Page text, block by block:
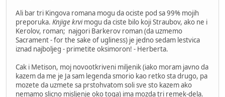
Ali bar tri Kingova romana mogu da ociste pod sa 99% mojih
preporuka. Knjige krvimogu da ciste bilo koji Straubov, ako ne i
Kerolov, roman; najgori Barkerov roman (da uzmemo
Sacrament - for the sake of ugliness) je jedno sedam lestvica
iznad najboljeg - primetite oksimoron! - Herberta.
Cak i Metison, moj novootkriveni miljenik (iako moram javno da
kazem da me je Ja sam legenda smorio kao retko sta drugo, pa
mozete da uzmete sa prstohvatom soli sve sto kazem ako
nemamo slicno misljenje oko toga) ima mozda tri remek-dela.